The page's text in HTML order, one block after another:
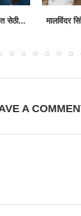
सेठी... मालविंदर
A